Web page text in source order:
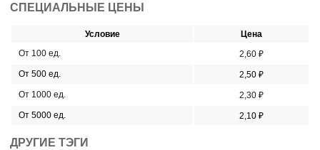
СПЕЦИАЛЬНЫЕ ЦЕНЫ
Условие
Цена
От 100 ед.
2,60 ₽
От 500 ед.
2,50 ₽
От 1000 ед.
2,30 ₽
От 5000 ед.
2,10 ₽
ДРУГИЕ ТЭГИ